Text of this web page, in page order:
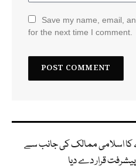
Save my name, email,
for the next time I comment.
اسلامی ممالک کی جانب سے
قرار دے دیا